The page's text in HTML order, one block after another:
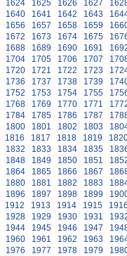
1624 1625 1626 1627
1640 1641 1642 1643
1656 1657 1658 1659
1672 1673 1674 1675
1688 1689 1690 1691
1704 1705 1706 1707
1720 1721 1722 1723
1736 1737 1738 1739
1752 1753 1754 1755
1768 1769 1770 1771
1784 1785 1786 1787
1800 1801 1802 1803
1816 1817 1818 1819
1832 1833 1834 1835
1848 1849 1850 1851
1864 1865 1866 1867
1880 1881 1882 1883
1896 1897 1898 1899
1912 1913 1914 1915
1928 1929 1930 1931
1944 1945 1946 1947
1960 1961 1962 1963
1976 1977 1978 1979